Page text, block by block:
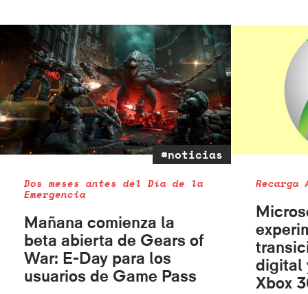
#noticias
Dos meses antes del Día de la
Emergencia
Mañana comienza la
beta abierta de Gears of
War: E-Day para los
usuarios de Game Pass
Recarga
digital
Xbox